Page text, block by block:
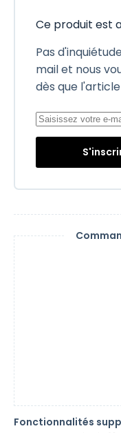
Ce produit est
Pas
mail et nous
dès que
Fonctionnalités